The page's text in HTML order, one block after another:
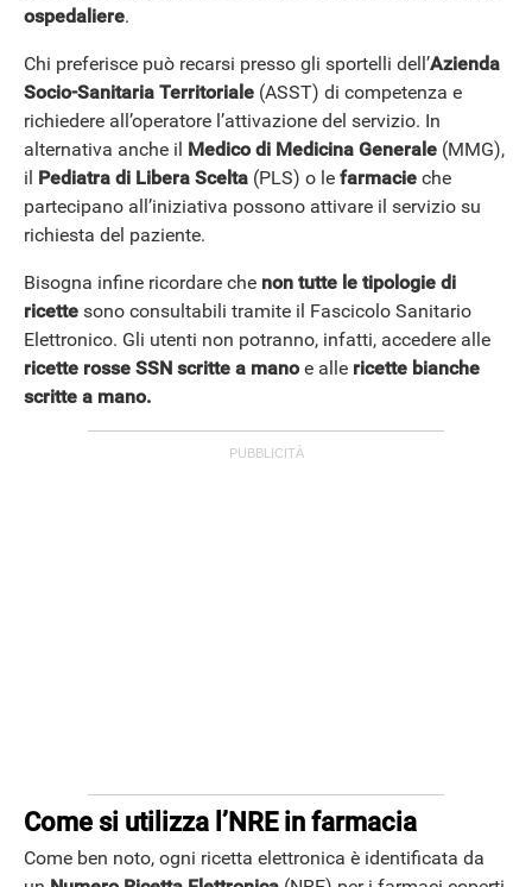
ANDROID
ospedaliere.
Chi preferisce può recarsi presso gli sportelli dell’Azienda
Socio-Sanitaria Territoriale (ASST) di competenza e
richiedere all’operatore l’attivazione del servizio. In
alternativa anche il Medico di Medicina Generale (MMG),
il Pediatra di Libera Scelta (PLS) o le farmacie che
partecipano all’iniziativa possono attivare il servizio su
richiesta del paziente.
Bisogna infine ricordare che non tutte le tipologie di
ricette sono consultabili tramite il Fascicolo Sanitario
Elettronico. Gli utenti non potranno, infatti, accedere alle
ricette rosse SSN scritte a manoe alle ricette bianche
scritte a mano.
Come si utilizza l’NRE in farmacia
Come ben noto, ogni ricetta elettronica è identificata da